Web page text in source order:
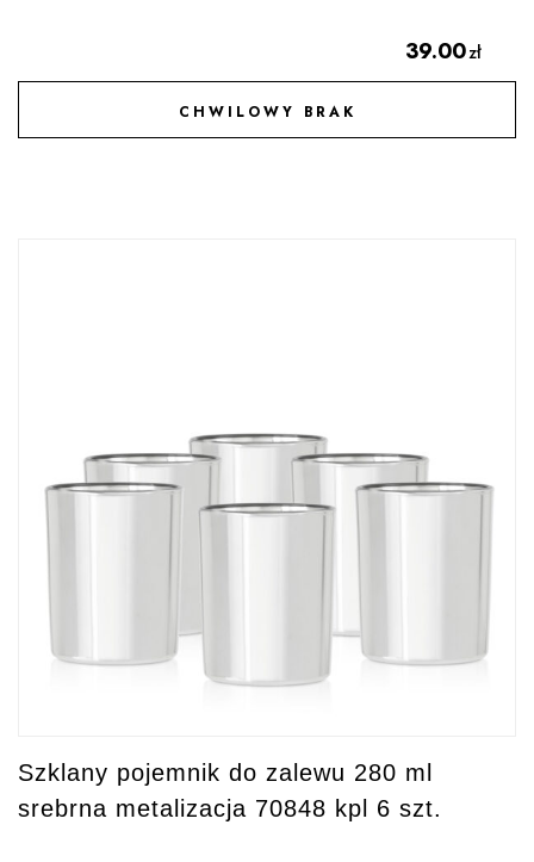
39.00zł
CHWILOWY BRAK
DODAJ DO ULUBIONYCH
Szklany pojemnik do zalewu 280 ml
srebrna metalizacja 70848 kpl 6 szt.